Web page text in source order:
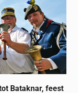
Bataknar, feest